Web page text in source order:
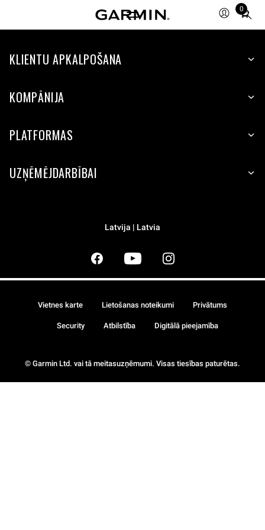
0
Total
items
cart:
KLIENTU APKALPOŠANA
KOMPĀNIJA
PLATFORMAS
UZŅĒMĒJDARBĪBAI
Latvija | Latvia
© Garmin Ltd. vai tā meitasuzņēmumi. Visas tiesības paturētas.
Vietnes karte Lietošanas noteikumi Privātums
Security Atbilstība Digitālā pieejamība